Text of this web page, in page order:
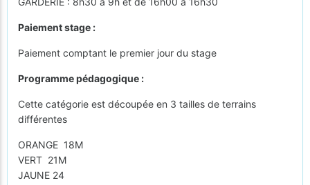
Paiement stage :
Paiement comptant le premier jour du stage
Programme pédagogique :
Cette catégorie est découpée en 3 tailles de terrains
différentes
ORANGE 18M
VERT 21M
JAUNE 24